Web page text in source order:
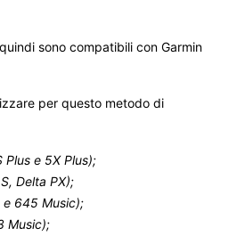
sono compatibili con Garmin
per questo metodo di
Plus e 5X Plus);
Delta PX);
e 645 Music);
Music);